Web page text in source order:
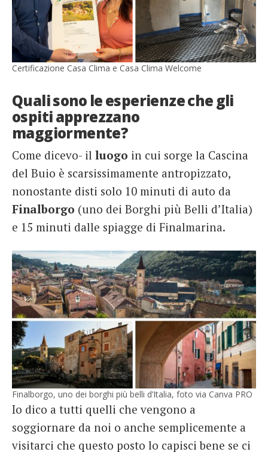
Certificazione Casa Clima e Casa Clima Welcome
Quali sono le esperienze che gli
ospiti apprezzano
maggiormente?
Come dicevo- il luogo in cui sorge la Cascina
del Buio è scarsissimamente antropizzato,
nonostante disti solo 10 minuti di auto da
Finalborgo (uno dei Borghi più Belli d’Italia)
e 15 minuti dalle spiagge di Finalmarina.
Finalborgo, uno dei borghi più belli d’Italia, foto via Canva PRO
Io dico a tutti quelli che vengono a
soggiornare da noi o anche semplicemente a
visitarci che questo posto lo capisci bene se ci